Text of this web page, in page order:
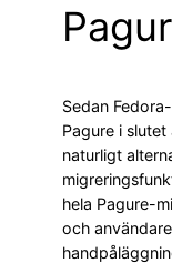
Sedan
Pagure i
naturligt
hela Pagure-
och